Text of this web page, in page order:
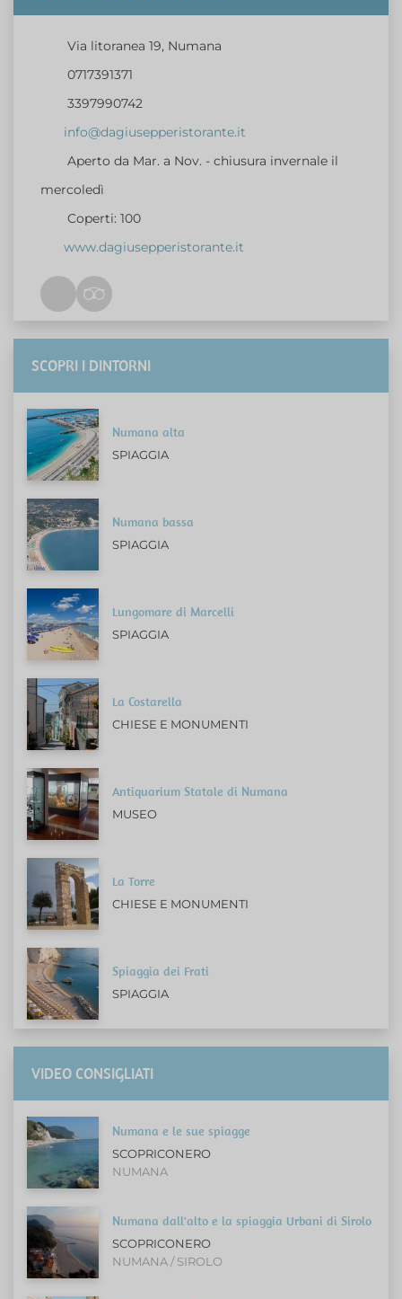
Via litoranea 19, Numana
0717391371
3397990742
info@dagiusepperistorante.it
Aperto da Mar. a Nov. - chiusura invernale il
mercoledì
Coperti: 100
www.dagiusepperistorante.it
SCOPRI I DINTORNI
Numana alta
SPIAGGIA
Numana bassa
SPIAGGIA
Lungomare di Marcelli
SPIAGGIA
La Costarella
CHIESE E MONUMENTI
Antiquarium Statale di Numana
MUSEO
La Torre
CHIESE E MONUMENTI
Spiaggia dei Frati
SPIAGGIA
VIDEO CONSIGLIATI
Numana e le sue spiagge
SCOPRICONERO
NUMANA
Numana dall'alto e la spiaggia Urbani di Sirolo
SCOPRICONERO
NUMANA / SIROLO